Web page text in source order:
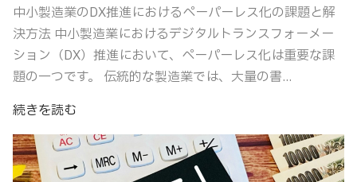
中小製造業のDX推進におけるペーパーレス化の課題と解
決方法 中小製造業におけるデジタルトランスフォーメー
ション（DX）推進において、ペーパーレス化は重要な課
題の一つです。 伝統的な製造業では、大量の書...
続きを読む